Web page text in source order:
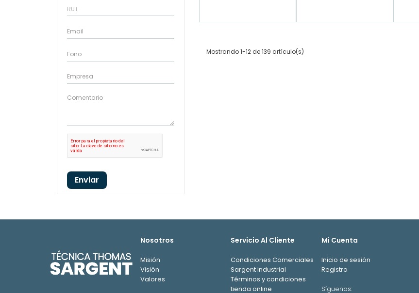
11004619 1
11004620
11004621
11004638 1
1100468 1
11005616
11006619 1
Enviar
Mostrando 1-12 de 139 artículo(s)
Nosotros
Misión
Visión
Valores
Servicio Al Cliente
Condiciones Comerciales
Sargent Industrial
Términos y condiciones
tienda online
Mi Cuenta
Inicio de sesión
Registro
Síguenos: